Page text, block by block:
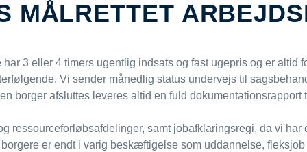
MÅLRETTET
3 eller 4 timers ugentlig indsats og fast ugepris og er
Vi sender månedlig status undervejs til
borger afsluttes leveres altid en fuld dokumentationsrapport
ressourceforløbsafdelinger, samt jobafklaringsregi, da vi
er endt i varig beskæftigelse som uddannelse,